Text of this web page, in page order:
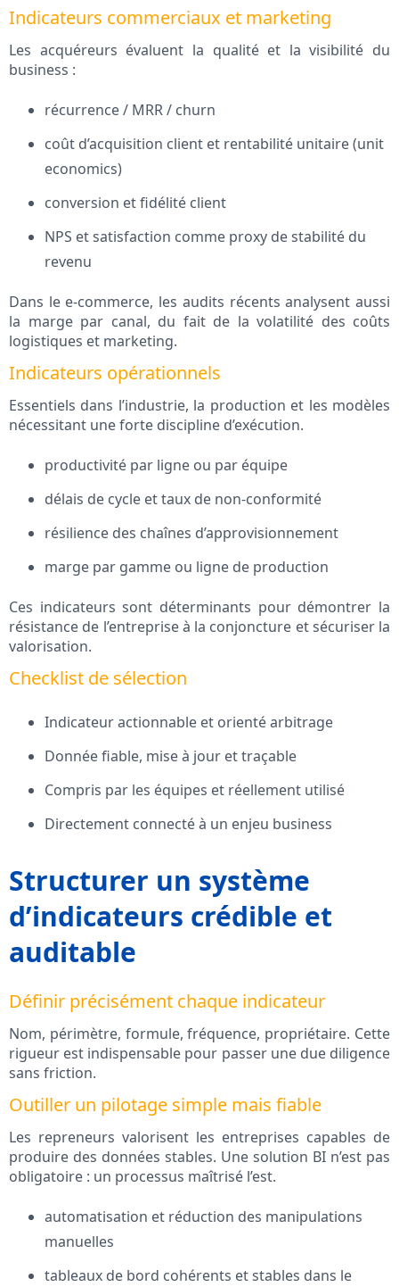
Indicateurs commerciaux et marketing
Les acquéreurs évaluent la qualité et la visibilité du
business :
récurrence / MRR / churn
coût d’acquisition client et rentabilité unitaire (unit
economics)
conversion et fidélité client
NPS et satisfaction comme proxy de stabilité du
revenu
Dans le e‑commerce, les audits récents analysent aussi
la marge par canal, du fait de la volatilité des coûts
logistiques et marketing.
Indicateurs opérationnels
Essentiels dans l’industrie, la production et les modèles
nécessitant une forte discipline d’exécution.
productivité par ligne ou par équipe
délais de cycle et taux de non‑conformité
résilience des chaînes d’approvisionnement
marge par gamme ou ligne de production
Ces indicateurs sont déterminants pour démontrer la
résistance de l’entreprise à la conjoncture et sécuriser la
valorisation.
Checklist de sélection
Indicateur actionnable et orienté arbitrage
Donnée fiable, mise à jour et traçable
Compris par les équipes et réellement utilisé
Directement connecté à un enjeu business
Structurer un système
d’indicateurs crédible et
auditable
Définir précisément chaque indicateur
Nom, périmètre, formule, fréquence, propriétaire. Cette
rigueur est indispensable pour passer une due diligence
sans friction.
Outiller un pilotage simple mais fiable
Les repreneurs valorisent les entreprises capables de
produire des données stables. Une solution BI n’est pas
obligatoire : un processus maîtrisé l’est.
automatisation et réduction des manipulations
manuelles
tableaux de bord cohérents et stables dans le